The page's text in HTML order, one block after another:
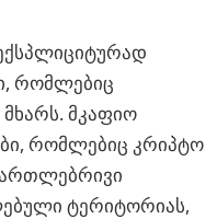
რომლებიც
მკაფიო
რომლებიც კრიპტო
ტერიტორიას,